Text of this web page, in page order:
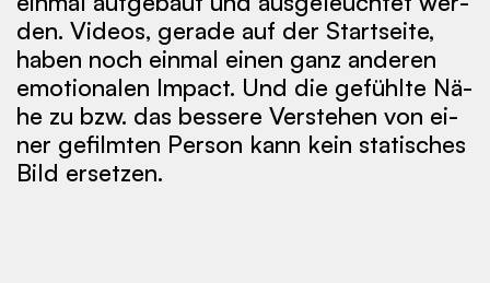
den. Vi­deos, ge­ra­de auf der Start­sei­te,
ha­ben noch ein­mal ei­nen ganz an­de­ren
emo­tio­na­len Im­pact. Und die ge­fühl­te Nä­
he zu bzw. das bes­se­re Ver­ste­hen von ei­
ner ge­film­ten Per­son kann kein sta­ti­sches
Bild er­set­zen.